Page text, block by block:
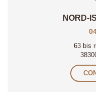
NORD-
63 bis